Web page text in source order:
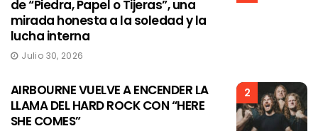
de “Piedra, Papel o Tijeras”, una
mirada honesta a la soledad y la
lucha interna
Julio 30, 2026
2
AIRBOURNE VUELVE A ENCENDER LA
LLAMA DEL HARD ROCK CON “HERE
SHE COMES”